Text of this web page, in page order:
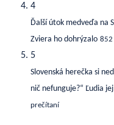
4
Ďalší útok medveďa na
Zviera ho dohrýzalo 852
5
Slovenská herečka si
nič nefunguje?“ Ľudia
prečítaní